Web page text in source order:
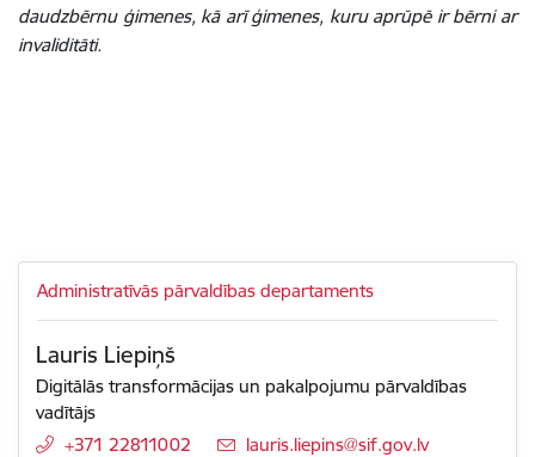
daudzbērnu ģimenes, kā arī ģimenes, kuru aprūpē ir bērni ar
invaliditāti.
Administratīvās pārvaldības departaments
Lauris Liepiņš
Digitālās transformācijas un pakalpojumu pārvaldības
vadītājs
+371 22811002
E-pasts:
lauris.liepins@sif.gov.lv